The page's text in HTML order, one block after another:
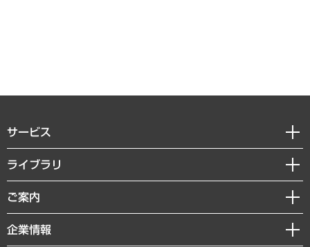
サービス
経営戦略
組織・人事戦略
デジタルイノベーション
ライブラリ
経済調査
レポート
コラム
ご案内
セミナー・イベント情報
企業情報